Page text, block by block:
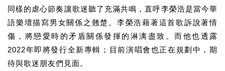
同樣的虐心節奏讓歌迷聽了充滿共鳴，直呼李榮浩是當今華
語樂壇描寫男女關係之翹楚。李榮浩藉著這首歌訴說著情
傷，將戀愛時的矛盾關係發揮的淋漓盡致。而他也透露
2022年即將發行全新專輯；目前演唱會也正在規劃中，期
待與歌迷朋友們見面。